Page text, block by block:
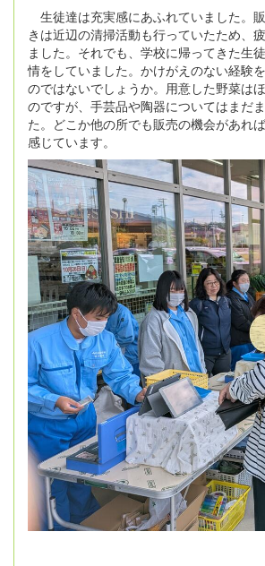
生徒達は充実感にあふれていました。
きは近辺の清掃活動も行っていたため、
ました。それでも、学校に帰ってきた生
情をしていました。かけがえのない経験
のではないでしょうか。用意した野菜は
のですが、手芸品や陶器についてはまだ
た。どこか他の所でも販売の機会があれ
感じています。